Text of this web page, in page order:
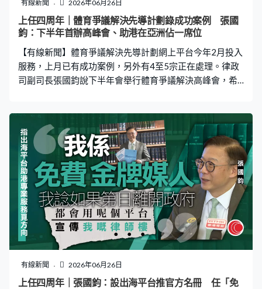
入程度相當高。」 AI技術發展迅速，老師都要不斷學習，
他們透過每周專業發展會議與其他老師分享AI教學經驗。
屠龍刀，可能每日都有新事
有線新聞 2026年06月26日
上任四周年｜體育爭議解決先導計劃錄成功案例 張國
鈞：下半年首辦高峰會、助港在亞洲佔一席位
【有線新聞】體育爭議解決先導計劃網上平台今年2月投入
服務，上月已有成功案例，另外有4至5宗正在處理。律政
司副司長張國鈞說下半年會舉行體育爭議解決高峰會，希
來香港。因為有了國際調解院，其實在體育爭議當中衝出
香港，可以在亞洲中佔一席位。香港透過第一次舉辦國際
體育爭議高峰會，漸漸將香港打造為體育爭議解決地
方。」 他說體育爭議解決不是法律界專利，過去數月參加
調解員培訓有很多是運動員，為香港運動員和教練提供一
個好出路。
有線新聞 2026年06月26日
上任四周年｜張國鈞：設出海平台推官方名冊 任「免